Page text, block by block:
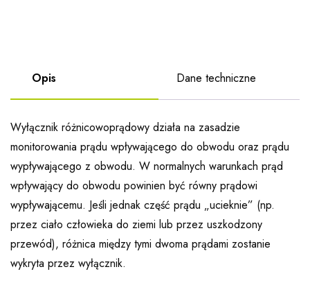
Opis Dane techniczne
Wyłącznik różnicowoprądowy działa na zasadzie
monitorowania prądu wpływającego do obwodu oraz prądu
wypływającego z obwodu. W normalnych warunkach prąd
wpływający do obwodu powinien być równy prądowi
wypływającemu. Jeśli jednak część prądu „ucieknie” (np.
przez ciało człowieka do ziemi lub przez uszkodzony
przewód), różnica między tymi dwoma prądami zostanie
wykryta przez wyłącznik.